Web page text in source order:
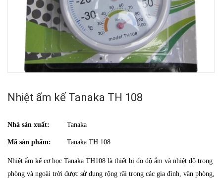
Nhiệt ẩm kế Tanaka TH 108
Nhà sản xuất: Tanaka
Mã sản phẩm: Tanaka TH 108
Nhiệt ẩm kế cơ học Tanaka TH108 là thiết bị đo độ ẩm và nhiệt độ trong
phòng và ngoài trời được sử dụng rộng rãi trong các gia đình, văn phòng,